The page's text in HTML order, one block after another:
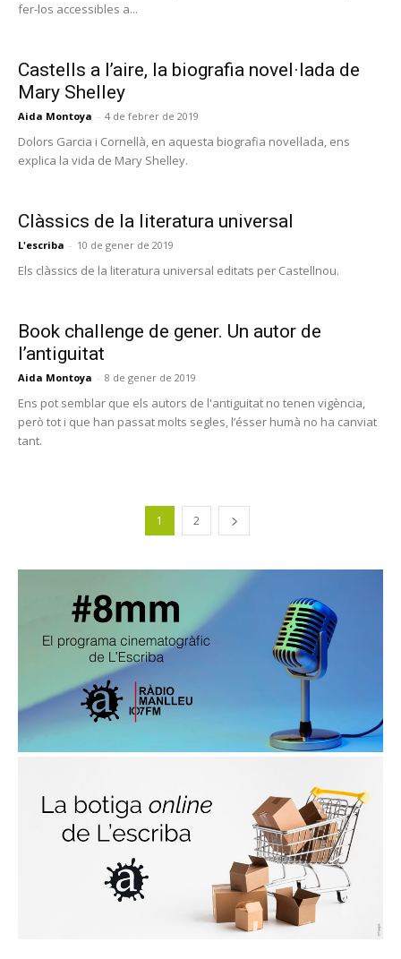
fer-los accessibles a...
Castells a l’aire, la biografia novel·lada de
Mary Shelley
Aida Montoya - 4 de febrer de 2019
Dolors Garcia i Cornellà, en aquesta biografia novel·lada, ens
explica la vida de Mary Shelley.
Clàssics de la literatura universal
L'escriba - 10 de gener de 2019
Els clàssics de la literatura universal editats per Castellnou.
Book challenge de gener. Un autor de
l’antiguitat
Aida Montoya - 8 de gener de 2019
Ens pot semblar que els autors de l'antiguitat no tenen vigència,
però tot i que han passat molts segles, l’ésser humà no ha canviat
tant.
1 2